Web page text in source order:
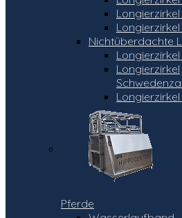
Nichtüberdachte
Longierzirkel
Pferde